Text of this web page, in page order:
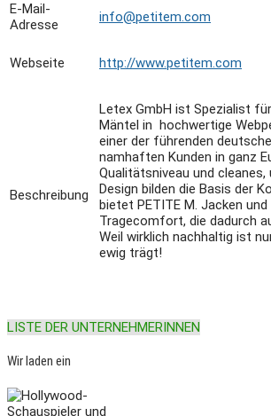
E-Mail-
Adresse
info@petitem.com
Webseite http://www.petitem.com
Beschreibung
Letex GmbH ist Spezialist
Mäntel in hochwertige
einer der führenden
namhaften Kunden in ganz
Qualitätsniveau und
Design bilden die Basis der
bietet PETITE M. Jacken
Tragecomfort, die dadurch
Weil wirklich nachhaltig ist
ewig trägt!
LISTE DER UNTERNEHMERINNEN
Wir laden ein